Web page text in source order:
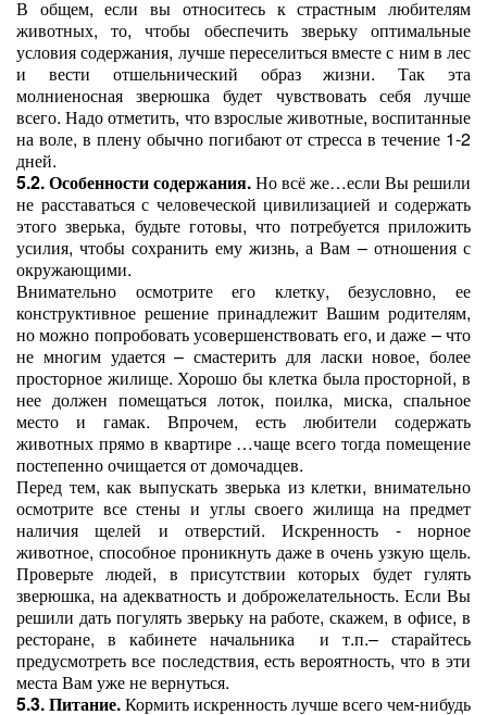
В общем, если вы относитесь к страстным любителям
животных, то, чтобы обеспечить зверьку оптимальные
условия содержания, лучше переселиться вместе с ним в лес
и вести отшельнический образ жизни. Так эта
молниеносная зверюшка будет чувствовать себя лучше
всего. Надо отметить, что взрослые животные, воспитанные
на воле, в плену обычно погибают от стресса в течение 1-2
дней.
5.2. Особенности содержания.Но всё же…если Вы решили
не расставаться с человеческой цивилизацией и содержать
этого зверька, будьте готовы, что потребуется приложить
усилия, чтобы сохранить ему жизнь, а Вам – отношения с
окружающими.
Внимательно осмотрите его клетку, безусловно, ее
конструктивное решение принадлежит Вашим родителям,
но можно попробовать усовершенствовать его, и даже – что
не многим удается – смастерить для ласки новое, более
просторное жилище. Хорошо бы клетка была просторной, в
нее должен помещаться лоток, поилка, миска, спальное
место и гамак. Впрочем, есть любители содержать
животных прямо в квартире …чаще всего тогда помещение
постепенно очищается от домочадцев.
Перед тем, как выпускать зверька из клетки, внимательно
осмотрите все стены и углы своего жилища на предмет
наличия щелей и отверстий. Искренность - норное
животное, способное проникнуть даже в очень узкую щель.
Проверьте людей, в присутствии которых будет гулять
зверюшка, на адекватность и доброжелательность. Если Вы
решили дать погулять зверьку на работе, скажем, в офисе, в
ресторане, в кабинете начальника
и т.п.– старайтесь
предусмотреть все последствия, есть вероятность, что в эти
места Вам уже не вернуться.
5.3. Питание.Кормить искренность лучше всего чем-нибудь